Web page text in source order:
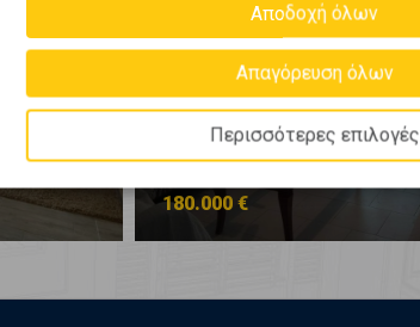
-
ΘΕΣΣΑΛΟΝΙΚΗ - ΚΕΝΤΡΟ -
ΚΕΝΤΡΟ
180.000 €
Αποδοχή όλων
Απαγόρευση όλων
Περισσότερες επιλογές